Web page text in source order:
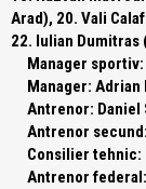
Arad), 20. Vali
22. Iulian Dumitras
Manager sportiv:
Manager: Adrian
Antrenor: Daniel
Antrenor secund:
Consilier tehnic:
Antrenor federal: